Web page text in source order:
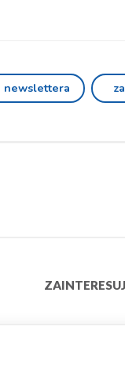
newslettera